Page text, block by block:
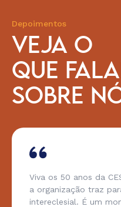
Depoimentos
VEJA O
QUE
SOBRE
Viva os 50 anos da
a organização traz
intereclesial. É um